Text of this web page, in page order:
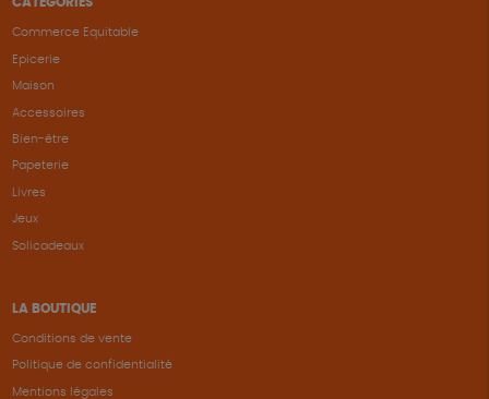
Commerce Equitable
Epicerie
Maison
Accessoires
Bien-être
Papeterie
Livres
Jeux
Solicadeaux
LA BOUTIQUE
Conditions de vente
Politique de confidentialité
Mentions légales